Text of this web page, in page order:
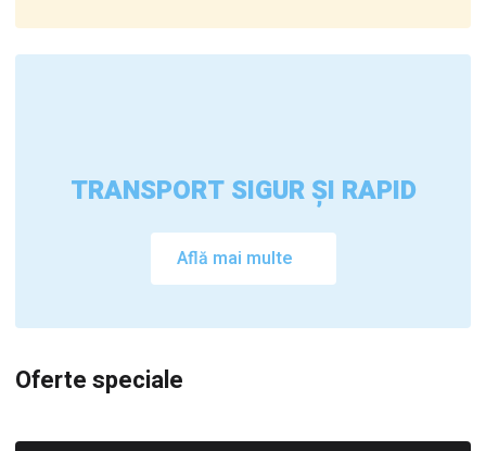
TRANSPORT SIGUR ȘI RAPID
Află mai multe
Oferte speciale